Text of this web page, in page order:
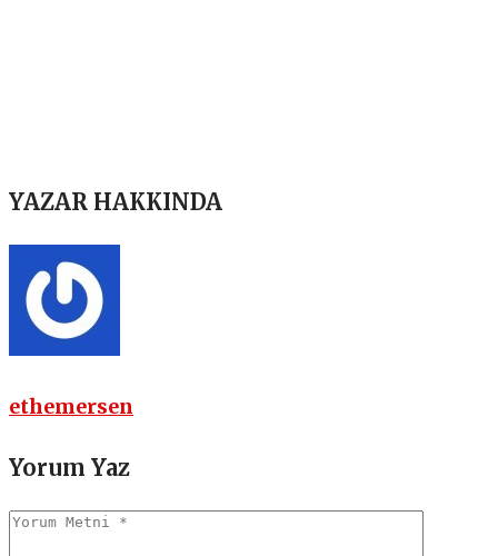
YAZAR HAKKINDA
ethemersen
Yorum Yaz